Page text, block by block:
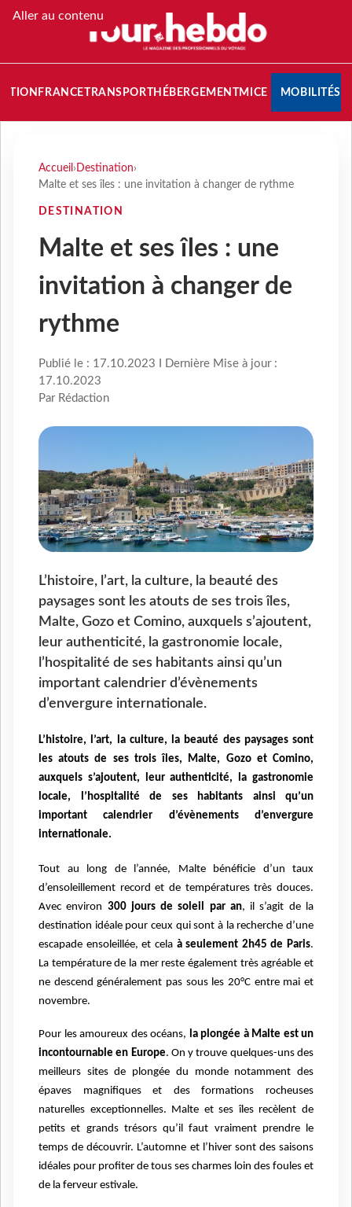
Aller au contenu
FRANCETRANSPORT HÉBERGEMENTMICE MOBILITÉS
Accueil › Destination›
Malte et ses îles : une invitation à changer de rythme
DESTINATION
Malte et ses îles : une
invitation à changer de
rythme
Publié le : 17.10.2023 I Dernière Mise à jour :
17.10.2023
Par Rédaction
L’histoire, l’art, la culture, la beauté des
paysages sont les atouts de ses trois îles,
Malte, Gozo et Comino, auxquels s’ajoutent,
leur authenticité, la gastronomie locale,
l’hospitalité de ses habitants ainsi qu’un
important calendrier d’évènements
d’envergure internationale.
L’histoire, l’art, la culture, la beauté des paysages sont
les atouts de ses trois îles, Malte, Gozo et Comino,
auxquels s’ajoutent, leur authenticité, la gastronomie
locale, l’hospitalité de ses habitants ainsi qu’un
important calendrier d’évènements d’envergure
internationale.
Tout au long de l’année, Malte bénéficie d’un taux
d’ensoleillement record et de températures très douces.
Avec environ 300 jours de soleil par an, il s’agit de la
destination idéale pour ceux qui sont à la recherche d’une
escapade ensoleillée, et cela à seulement 2h45 de Paris.
La température de la mer reste également très agréable et
ne descend généralement pas sous les 20°C entre mai et
novembre.
Pour les amoureux des océans, la plongée à Malte est un
incontournable en Europe. On y trouve quelques-uns des
meilleurs sites de plongée du monde notamment des
épaves magnifiques et des formations rocheuses
naturelles exceptionnelles. Malte et ses îles recèlent de
petits et grands trésors qu’il faut vraiment prendre le
temps de découvrir. L’automne et l’hiver sont des saisons
idéales pour profiter de tous ses charmes loin des foules et
de la ferveur estivale.